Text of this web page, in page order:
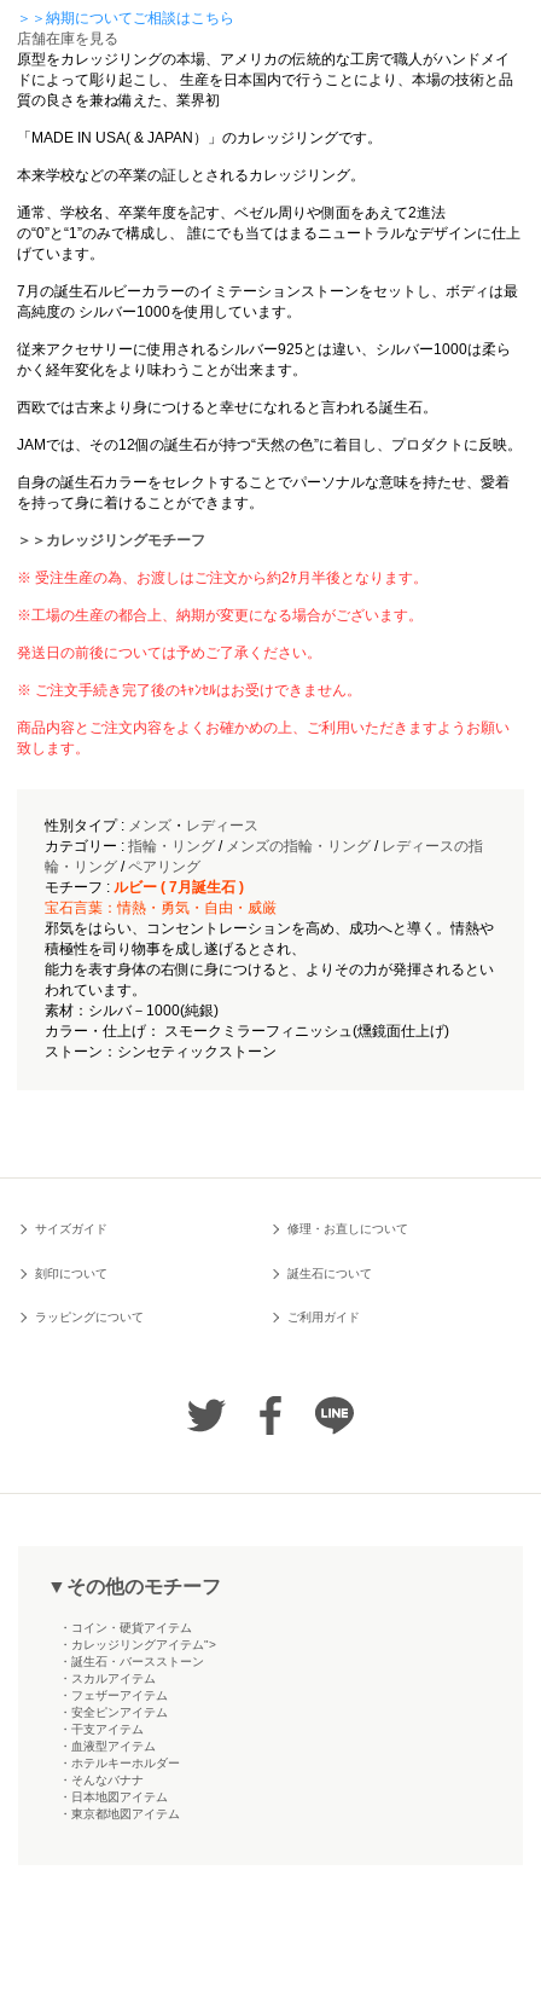
＞＞納期についてご相談はこちら
店舗在庫を見る
原型をカレッジリングの本場、アメリカの伝統的な工房で職人がハンドメイ
ドによって彫り起こし、 生産を日本国内で行うことにより、本場の技術と品
質の良さを兼ね備えた、業界初
「MADE IN USA( & JAPAN）」のカレッジリングです。
本来学校などの卒業の証しとされるカレッジリング。
通常、学校名、卒業年度を記す、ベゼル周りや側面をあえて2進法
の“0”と“1”のみで構成し、 誰にでも当てはまるニュートラルなデザインに仕上
げています。
7月の誕生石ルビーカラーのイミテーションストーンをセットし、ボディは最
高純度の シルバー1000を使用しています。
従来アクセサリーに使用されるシルバー925とは違い、シルバー1000は柔ら
かく経年変化をより味わうことが出来ます。
西欧では古来より身につけると幸せになれると言われる誕生石。
JAMでは、その12個の誕生石が持つ“天然の色”に着目し、プロダクトに反映。
自身の誕生石カラーをセレクトすることでパーソナルな意味を持たせ、愛着
を持って身に着けることができます。
＞＞カレッジリングモチーフ
※ 受注生産の為、お渡しはご注文から約2ｹ月半後となります。
※工場の生産の都合上、納期が変更になる場合がございます。
発送日の前後については予めご了承ください。
※ ご注文手続き完了後のｷｬﾝｾﾙはお受けできません。
商品内容とご注文内容をよくお確かめの上、ご利用いただきますようお願い
致します。
性別タイプ : メンズ・ レディース
カテゴリー : 指輪・リング/ メンズの指輪・リング/ レディースの指
輪・リング/ペアリング
モチーフ : ルビー ( 7月誕生石 )
宝石言葉：情熱・勇気・自由・威厳
邪気をはらい、コンセントレーションを高め、成功へと導く。情熱や
積極性を司り物事を成し遂げるとされ、
能力を表す身体の右側に身につけると、よりその力が発揮されるとい
われています。
素材：シルバ－1000(純銀)
カラー・仕上げ： スモークミラーフィニッシュ(燻鏡面仕上げ)
ストーン：シンセティックストーン
サイズガイド 修理・お直しについて
刻印について 誕生石について
ラッピングについて ご利用ガイド
▼その他のモチーフ
・コイン・硬貨アイテム
・カレッジリングアイテム">
・誕生石・バースストーン
・スカルアイテム
・フェザーアイテム
・安全ピンアイテム
・干支アイテム
・血液型アイテム
・ホテルキーホルダー
・そんなバナナ
・日本地図アイテム
・東京都地図アイテム